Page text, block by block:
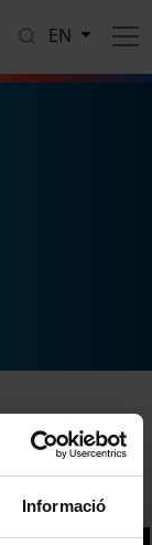
Informació
EN